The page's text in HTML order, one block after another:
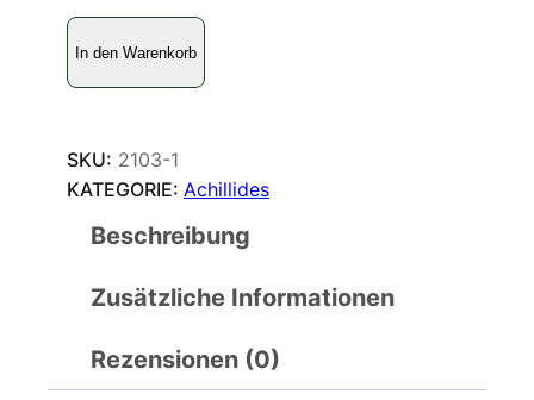
A
h
l
l
u
In den Warenkorb
SKU: 2103-1
KATEGORIE: Achillides
Beschreibung
Zusätzliche Informationen
Rezensionen (0)